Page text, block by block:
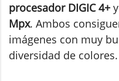
procesador DIGIC 4+y
Mpx. Ambos
imágenes con muy
diversidad de colores.